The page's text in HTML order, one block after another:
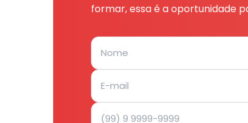
formar, essa é a oportunidade